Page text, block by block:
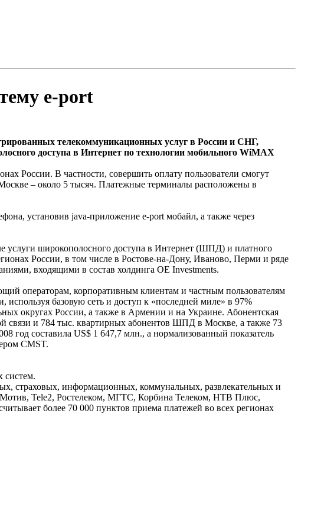
e-port
телекоммуникационных услуг в России и СНГ,
доступа в Интернет по технологии мобильного WiMAX
России. В частности, совершить оплату пользователи смогут
– около 5 тысяч. Платежные терминалы расположены в
установив java-приложение e-port мобайл, а также через
услуги широкополосного доступа в Интернет (ШПД) и платного
России, в том числе в Ростове-на-Дону, Иваново, Перми и ряде
входящими в состав холдинга OE Investments.
операторам, корпоративным клиентам и частным пользователям
базовую сеть и доступ к «последней миле» в 97%
округах России, а также в Армении и на Украине. Абонентская
связи и 784 тыс. квартирных абонентов ШПД в Москве, а также 73
составила US$ 1 647,7 млн., а нормализованный показатель
CMST.
систем.
страховых, информационных, коммунальных, развлекательных и
Tele2, Ростелеком, МГТС, Корбина Телеком, НТВ Плюс,
более 70 000 пунктов приема платежей во всех регионах